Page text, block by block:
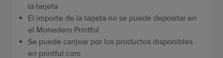
la tarjeta
El importe de la tarjeta no se puede depositar en
el Monedero Printful
Se puede canjear por los productos disponibles
en printful.com